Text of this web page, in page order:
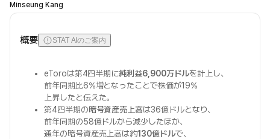
Minseung Kang
概要 STAT AIのご案内
eToroは第4四半期に純利益6,900万ドルを計上し、
前年同期比6%増となったことで株価が19%
上昇したと伝えた。
第4四半期の暗号資産売上高は36億ドルとなり、
前年同期の58億ドルから減少したほか、
通年の暗号資産売上高は約130億ドルで、